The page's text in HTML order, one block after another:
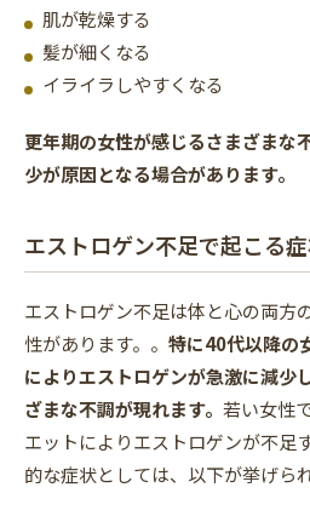
肌が乾燥する
髪が細くなる
イライラしやすくなる
更年期の女性が感じるさまざまな
少が原因となる場合があります。
エストロゲン不足で起こる
エストロゲン不足は体と心の両方
性があります。。 特に40代以降の
によりエストロゲンが急激に減少
ざまな不調が現れます。 若い女性
エットによりエストロゲンが不足
的な症状としては、以下が挙げら